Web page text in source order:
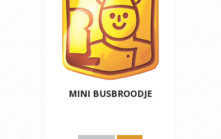
MINI BUSBROODJE